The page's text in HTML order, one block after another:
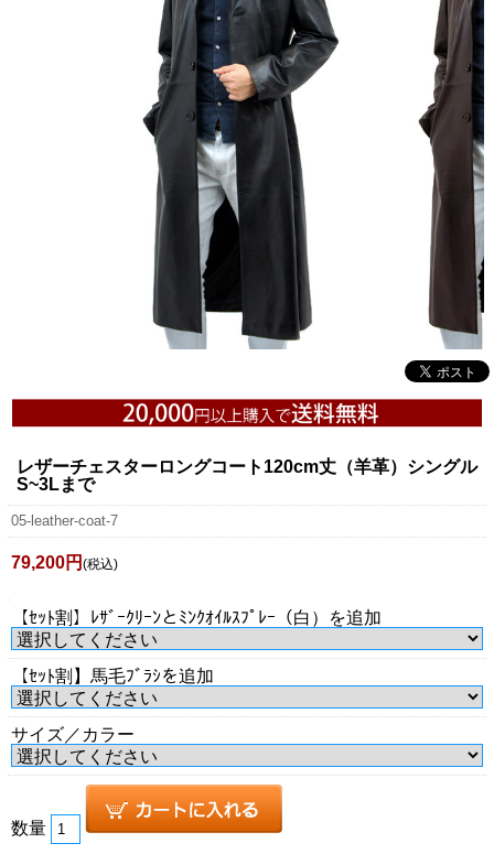
レザーチェスターロングコート120cm丈（羊革）シングル
S~3Lまで
05-leather-coat-7
79,200円 (税込)
【ｾｯﾄ割】ﾚｻﾞｰｸﾘｰﾝとﾐﾝｸｵｲﾙｽﾌﾟﾚｰ（白）を追加
【ｾｯﾄ割】馬毛ﾌﾞﾗｼを追加
サイズ／カラー
数量